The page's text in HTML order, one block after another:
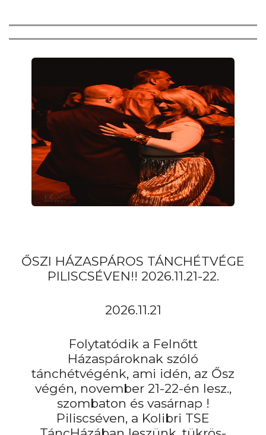
ŐSZI HÁZASPÁROS TÁNCHÉTVÉGE
PILISCSÉVEN!! 2026.11.21-22.
2026.11.21
Folytatódik a Felnőtt
Házaspároknak szóló
tánchétvégénk, ami idén, az Ősz
végén, november 21-22-én lesz.,
szombaton és vasárnap !
Piliscséven, a Kolibri TSE